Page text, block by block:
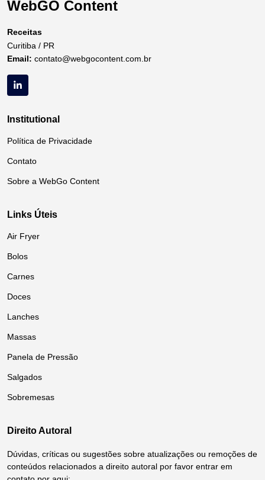
WebGO Content
Receitas
Curitiba / PR
Email: contato@webgocontent.com.br
Institutional
Política de Privacidade
Contato
Sobre a WebGo Content
Links Úteis
Air Fryer
Bolos
Carnes
Doces
Lanches
Massas
Panela de Pressão
Salgados
Sobremesas
Direito Autoral
Dúvidas, críticas ou sugestões sobre atualizações ou remoções de
conteúdos relacionados a direito autoral por favor entrar em